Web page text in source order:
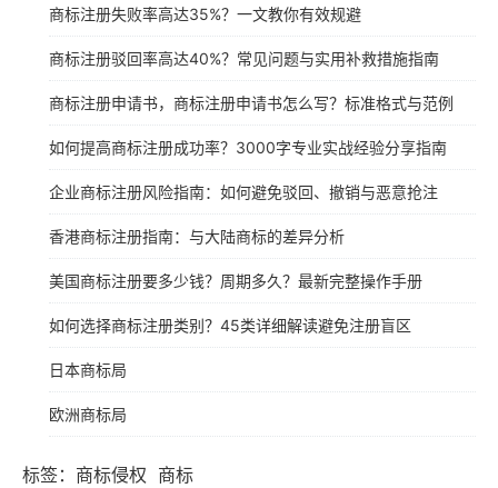
商标注册失败率高达35%？一文教你有效规避
商标注册驳回率高达40%？常见问题与实用补救措施指南
商标注册申请书，商标注册申请书怎么写？标准格式与范例
如何提高商标注册成功率？3000字专业实战经验分享指南
企业商标注册风险指南：如何避免驳回、撤销与恶意抢注
香港商标注册指南：与大陆商标的差异分析
美国商标注册要多少钱？周期多久？最新完整操作手册
如何选择商标注册类别？45类详细解读避免注册盲区
日本商标局
欧洲商标局
标签： 商标侵权 商标